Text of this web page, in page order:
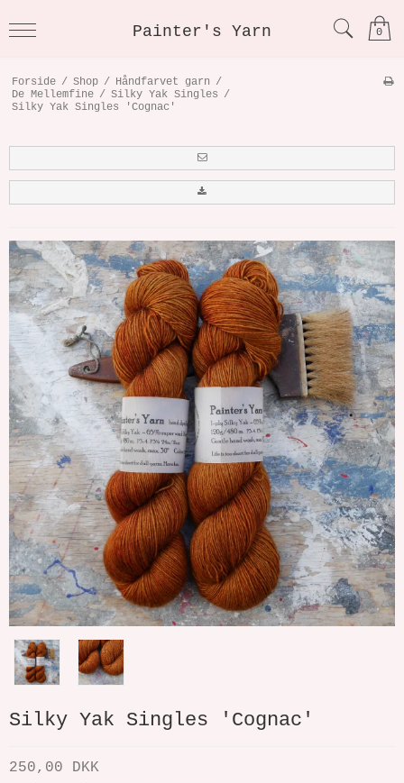
Painter's Yarn 0
Forside / Shop / Håndfarvet garn /
De Mellemfine / Silky Yak Singles /
Silky Yak Singles 'Cognac'
Silky Yak Singles 'Cognac'
250,00 DKK